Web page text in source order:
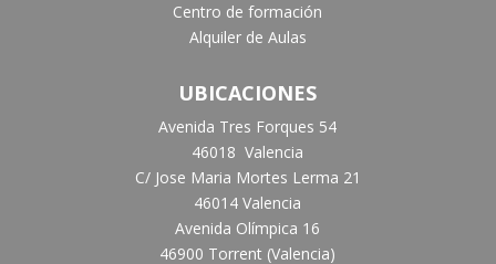
Centro de formación
Alquiler de Aulas
UBICACIONES
Avenida Tres Forques 54
46018 Valencia
C/ Jose Maria Mortes Lerma 21
46014 Valencia
Avenida Olímpica 16
46900 Torrent (Valencia)